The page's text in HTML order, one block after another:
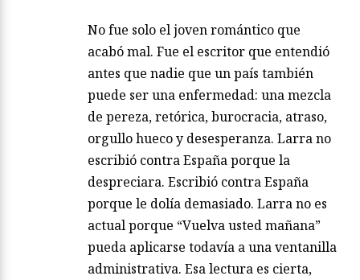
No fue solo el joven romántico que
acabó mal. Fue el escritor que entendió
antes que nadie que un país también
puede ser una enfermedad: una mezcla
de pereza, retórica, burocracia, atraso,
orgullo hueco y desesperanza. Larra no
escribió contra España porque la
despreciara. Escribió contra España
porque le dolía demasiado. Larra no es
actual porque “Vuelva usted mañana”
pueda aplicarse todavía a una ventanilla
administrativa. Esa lectura es cierta,